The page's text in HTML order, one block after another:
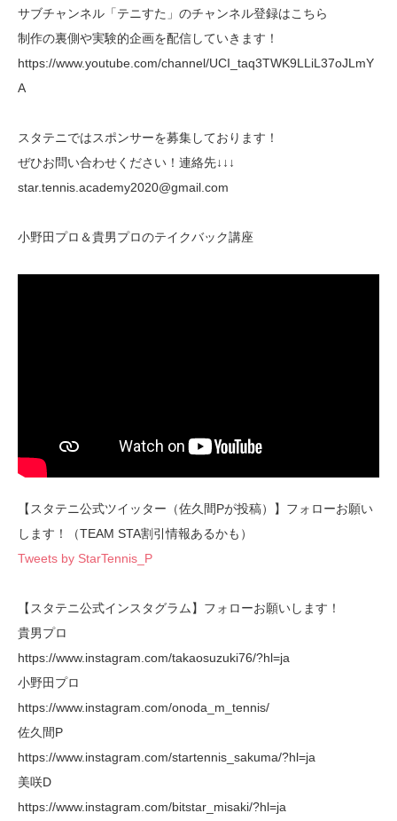
サブチャンネル「テニすた」のチャンネル登録はこちら
制作の裏側や実験的企画を配信していきます！
https://www.youtube.com/channel/UCI_taq3TWK9LLiL37oJLmY
A
スタテニではスポンサーを募集しております！
ぜひお問い合わせください！連絡先↓↓↓
star.tennis.academy2020@gmail.com
小野田プロ＆貴男プロのテイクバック講座
【スタテニ公式ツイッター（佐久間Pが投稿）】フォローお願い
します！（TEAM STA割引情報あるかも）
Tweets by StarTennis_P
【スタテニ公式インスタグラム】フォローお願いします！
貴男プロ
https://www.instagram.com/takaosuzuki76/?hl=ja
小野田プロ
https://www.instagram.com/onoda_m_tennis/
佐久間P
https://www.instagram.com/startennis_sakuma/?hl=ja
美咲D
https://www.instagram.com/bitstar_misaki/?hl=ja